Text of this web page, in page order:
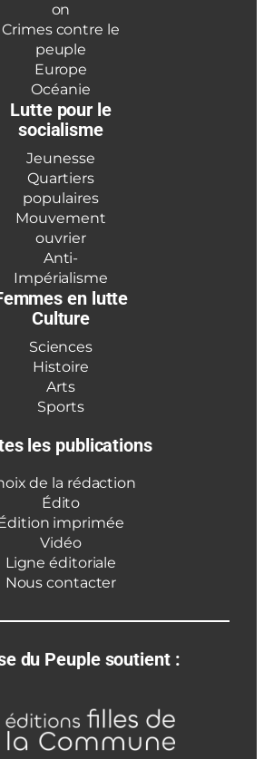
on
Crimes contre le
peuple
Europe
Océanie
Lutte pour le
socialisme
Jeunesse
Quartiers
populaires
Mouvement
ouvrier
Anti-
Impérialisme
en lutte
Culture
Sciences
Histoire
Arts
Sports
les publications
de la rédaction
Édito
imprimée
Vidéo
Ligne éditoriale
Nous contacter
du Peuple soutient :